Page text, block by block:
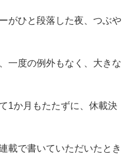
がひと段落した夜、つぶや
一度の例外もなく、大きな
1か月もたたずに、休載決
載で書いていただいたとき